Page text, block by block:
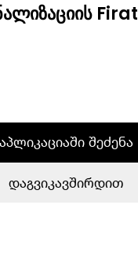
Firat
შეძენა
დაგვიკავშირდით